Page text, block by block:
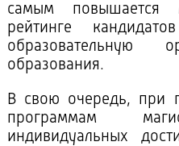
самым повышается
рейтинге
образовательную
образования.
В свою очередь, при
программам
индивидуальных